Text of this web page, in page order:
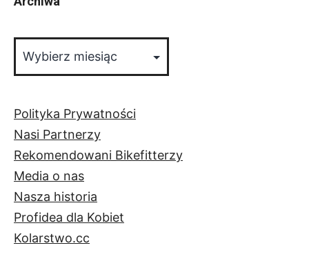
Polityka Prywatności
Nasi Partnerzy
Rekomendowani Bikefitterzy
Media o nas
Nasza historia
Profidea dla Kobiet
Kolarstwo.cc